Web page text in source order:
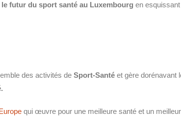
le futur du sport santé au Luxembourg en
des activités de Sport-Santé et gère dorénavant
qui œuvre pour une meilleure santé et un